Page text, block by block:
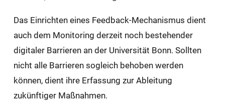
Das Einrichten eines Feedback-Mechanismus dient
auch dem Monitoring derzeit noch bestehender
digitaler Barrieren an der Universität Bonn. Sollten
nicht alle Barrieren sogleich behoben werden
können, dient ihre Erfassung zur Ableitung
zukünftiger Maßnahmen.